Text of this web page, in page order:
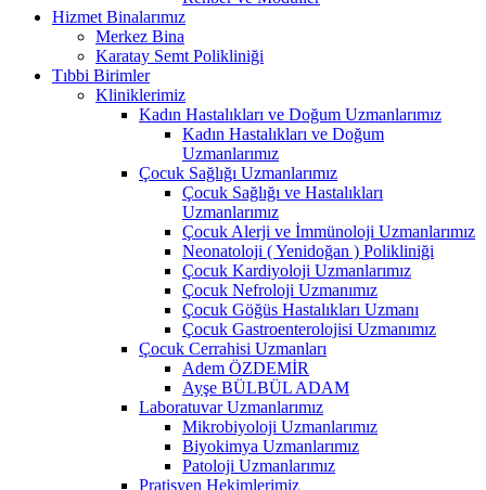
Hizmet Binalarımız
Merkez Bina
Karatay Semt Polikliniği
Tıbbi Birimler
Kliniklerimiz
Kadın Hastalıkları ve Doğum Uzmanlarımız
Kadın Hastalıkları ve Doğum
Uzmanlarımız
Çocuk Sağlığı Uzmanlarımız
Çocuk Sağlığı ve Hastalıkları
Uzmanlarımız
Çocuk Alerji ve İmmünoloji Uzmanlarımız
Neonatoloji ( Yenidoğan ) Polikliniği
Çocuk Kardiyoloji Uzmanlarımız
Çocuk Nefroloji Uzmanımız
Çocuk Göğüs Hastalıkları Uzmanı
Çocuk Gastroenterolojisi Uzmanımız
Çocuk Cerrahisi Uzmanları
Adem ÖZDEMİR
Ayşe BÜLBÜL ADAM
Laboratuvar Uzmanlarımız
Mikrobiyoloji Uzmanlarımız
Biyokimya Uzmanlarımız
Patoloji Uzmanlarımız
Pratisyen Hekimlerimiz